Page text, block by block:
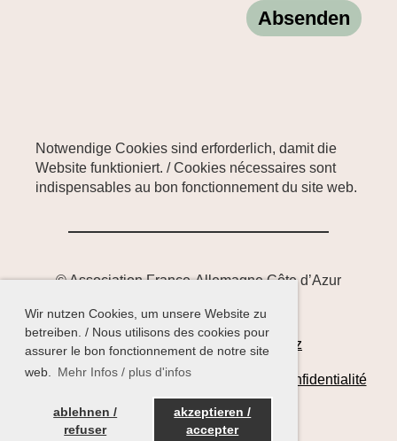
Wir nutzen Cookies, um unsere Website zu
betreiben. / Nous utilisons des cookies pour
assurer le bon fonctionnement de notre site
web.
Mehr Infos / plus d'infos
ablehnen /
refuser
akzeptieren /
accepter
Notwendige Cookies sind erforderlich, damit die
Website funktioniert. / Cookies nécessaires sont
indispensables au bon fonctionnement du site web.
© Association France-Allemagne Côte d’Azur
Impressum Satzung Datenschutz
Mentions Legales Statuts Politiques de confidentialité